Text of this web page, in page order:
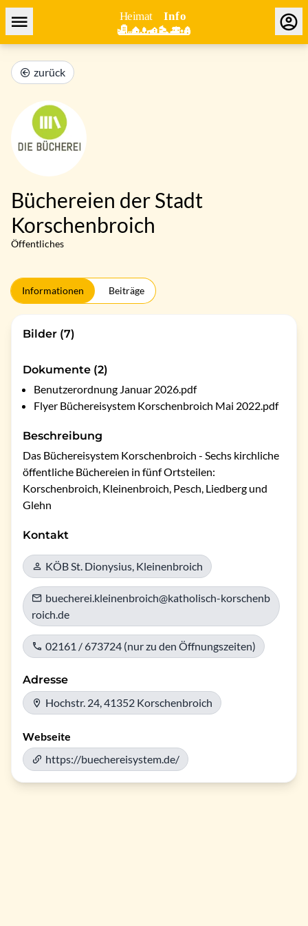
zurück
Büchereien der Stadt
Korschenbroich
Öffentliches
Informationen Beiträge
Bilder (7)
Dokumente (2)
Benutzerordnung Januar 2026.pdf
Flyer Büchereisystem Korschenbroich Mai 2022.pdf
Beschreibung
Das Büchereisystem Korschenbroich - Sechs kirchliche
öffentliche Büchereien in fünf Ortsteilen:
Korschenbroich, Kleinenbroich, Pesch, Liedberg und
Glehn
Kontakt
KÖB St. Dionysius, Kleinenbroich
buecherei.kleinenbroich@katholisch-korschenb
roich.de
02161 / 673724 (nur zu den Öffnungszeiten)
Adresse
Hochstr. 24, 41352 Korschenbroich
Webseite
https://buechereisystem.de/